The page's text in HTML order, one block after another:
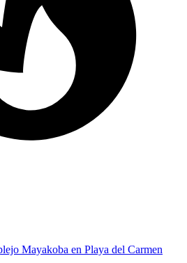
Mayakoba en Playa del Carmen